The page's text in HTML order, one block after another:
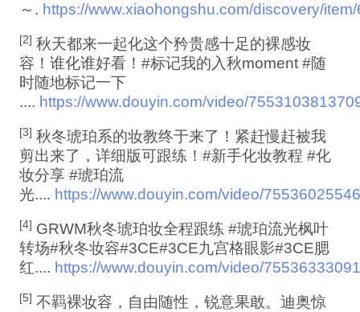
～. https://www.xiaohongshu.com/discovery/
[2] 秋天都来一起化这个矜贵感十足的裸感妆
容！谁化谁好看！#标记我的入秋moment #随
时随地标记一下
.... https://www.douyin.com/video/
[3] 秋冬琥珀系的妆教终于来了！紧赶慢赶被我
剪出来了，详细版可跟练！#新手化妆教程 #化
妆分享 #琥珀流
光.... https://www.douyin.com/video/
[4] GRWM秋冬琥珀妆全程跟练 #琥珀流光枫叶
转场#秋冬妆容#3CE#3CE九宫格眼影#3CE腮
红.... https://www.douyin.com/video/
[5] 不羁裸妆容，自由随性，锐意果敢。迪奥惊